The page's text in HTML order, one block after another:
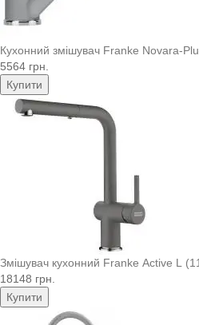
Кухонний змішувач Franke Novara-
5564 грн.
Купити
Змішувач кухонний Franke Active L
18148 грн.
Купити